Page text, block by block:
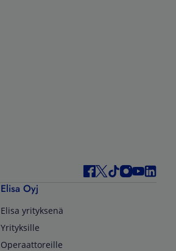
Elisa Oyj
Elisa yrityksenä
Yrityksille
Operaattoreille